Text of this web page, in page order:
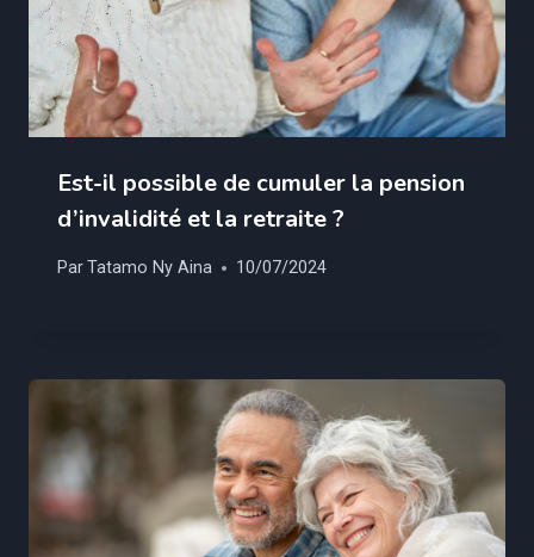
Est-il possible de cumuler la pension
d’invalidité et la retraite ?
ParTatamo Ny Aina 10/07/2024